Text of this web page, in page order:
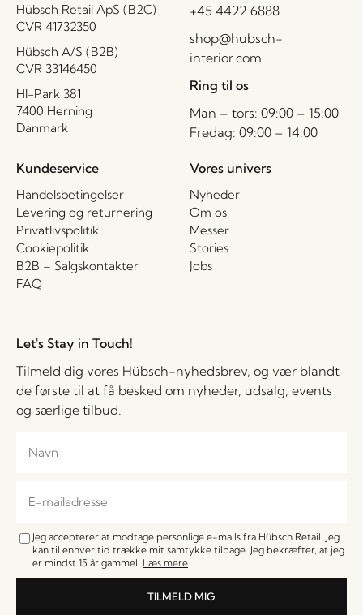
Hübsch Retail ApS (B2C)
CVR 41732350
Hübsch A/S (B2B)
CVR 33146450
HI-Park 381
7400 Herning
Danmark
+45 4422 6888
shop@hubsch-
interior.com
Ring til os
Man – tors: 09:00 – 15:00
Fredag: 09:00 – 14:00
Kundeservice
Handelsbetingelser
Levering og returnering
Privatlivspolitik
Cookiepolitik
B2B – Salgskontakter
FAQ
Vores univers
Nyheder
Om os
Messer
Stories
Jobs
Let's Stay in Touch!
Tilmeld dig vores Hübsch-nyhedsbrev, og vær blandt
de første til at få besked om nyheder, udsalg, events
og særlige tilbud.
Jeg accepterer at modtage personlige e-mails fra Hübsch Retail. Jeg
kan til enhver tid trække mit samtykke tilbage. Jeg bekræfter, at jeg
er mindst 15 år gammel. Læs mere
TILMELD MIG